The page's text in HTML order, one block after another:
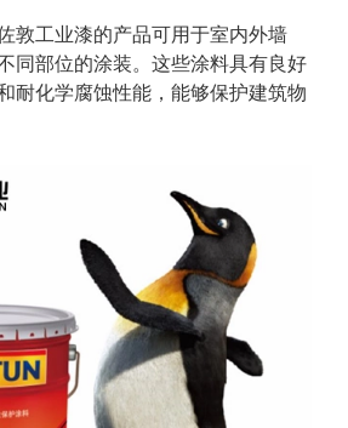
敦工业漆的产品可用于室内外墙
同部位的涂装。这些涂料具有良好
耐化学腐蚀性能，能够保护建筑物